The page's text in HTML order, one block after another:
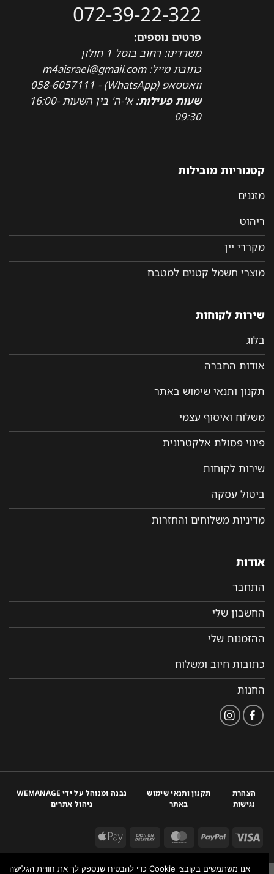
072-39-22-322
פרטים נוספים:
משרדינו: רחוב בוסל 1 חולון
כתובת מייל: m4aisrael@gmail.com
וואטסאפ (WhatsApp) - 058-6057111
שעות פעילות:
א'-ה' בין השעות 16:00-
09:30
קטגוריות מובילות
מזגנים
ריהוט
מקררי יין
מוצרי חשמל קטנים למטבח
שירות לקוחות
בלוג
אודות החברה
תקנון ותנאי שימוש באתר
משלוח ואיסוף עצמי
פינוי פסולת אלקטרונית
שירות לקוחות
ביטול עסקה
מדיניות משלוחים והחזרות
אודות
התחבר
החשבון שלי
ההזמנות שלי
כתובות חיוב ומשלוח
החנות
הצהרת
נגישות
תקנון ותנאי שימוש
באתר
נבנה ומנוהל על ידי WEMANAGE
ניהול אתרים
אנו משתמשים בקובצי Cookie כדי להבטיח שנספק לך את חוויית הגלישה